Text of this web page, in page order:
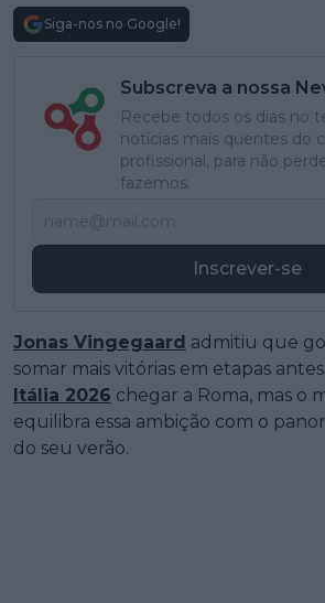
Siga-nos no Google!
Subscreva a nossa
Recebe todos os dias no
notícias mais quentes do
profissional, para não
fazemos.
Inscrever-se
Jonas Vingegaard admitiu que
somar mais vitórias em etapas
Itália 2026 chegar a Roma, mas o
equilibra essa ambição com o
do seu verão.